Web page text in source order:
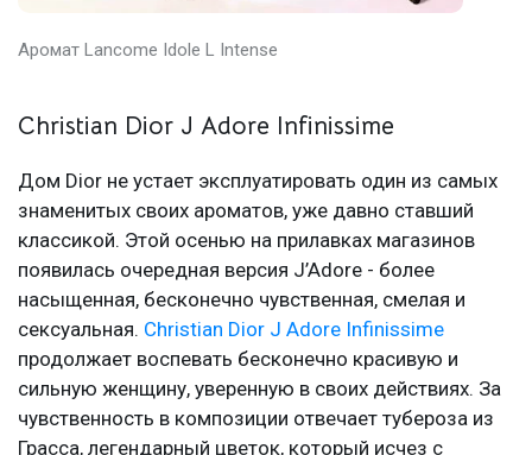
Аромат Lancome Idole L Intense
Christian Dior J Adore Infinissime
Дом Dior не устает эксплуатировать один из самых
знаменитых своих ароматов, уже давно ставший
классикой. Этой осенью на прилавках магазинов
появилась очередная версия J’Adore - более
насыщенная, бесконечно чувственная, смелая и
сексуальная. Christian Dior J Adore Infinissime
продолжает воспевать бесконечно красивую и
сильную женщину, уверенную в своих действиях. За
чувственность в композиции отвечает тубероза из
Грасса, легендарный цветок, который исчез с